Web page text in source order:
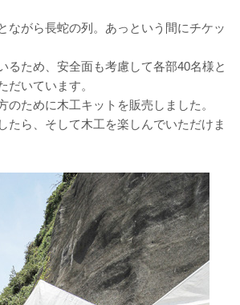
ながら長蛇の列。あっという間にチケッ
るため、安全面も考慮して各部40名様と
だいています。
のために木工キットを販売しました。
たら、そして木工を楽しんでいただけま